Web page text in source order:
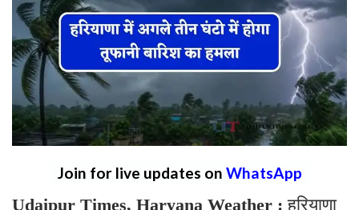
Join for live updates on WhatsApp
Udaipur Times, Haryana Weather :हरियाणा